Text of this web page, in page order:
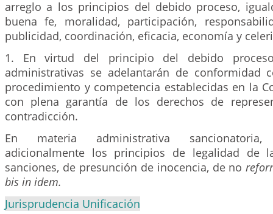
arreglo a los principios del debido proceso,
buena fe, moralidad, participación,
publicidad, coordinación, eficacia, economía y
1. En virtud del principio del debido
administrativas se adelantarán de conformidad
procedimiento y competencia establecidas en la
con plena garantía de los derechos de
contradicción.
En materia administrativa
adicionalmente los principios de legalidad de
sanciones, de presunción de inocencia, de no
bis in idem.
Jurisprudencia Unificación